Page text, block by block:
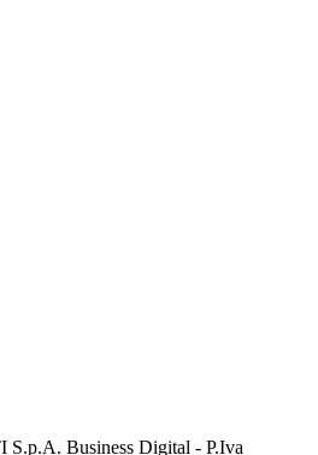
S.p.A. Business Digital - P.Iva